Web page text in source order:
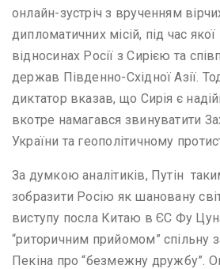
онлайн-зустріч з врученням
дипломатичних місій, під час
відносинах Росії з Сирією та
держав Південно-Східної Азії.
диктатор вказав, що Сирія є
вкотре намагався звинуватити
України та геополітичному
За думкою аналітиків, Путін
зобразити Росію як шановану
виступу посла Китаю в ЄС Фу
“риторичним прийомом” спільну
Пекіна про “безмежну дружбу”.